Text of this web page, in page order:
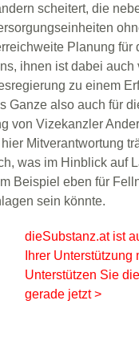
scheitert, die
Planung für
ihnen ist dabei auch
zu einem
Ganze also auch für
von Vizekanzler
Mitverantwortung
was im Hinblick auf
Beispiel eben für
sein könnte.
dieSubstanz.at ist
Ihrer Unterstützung
Unterstützen Sie
gerade jetzt >